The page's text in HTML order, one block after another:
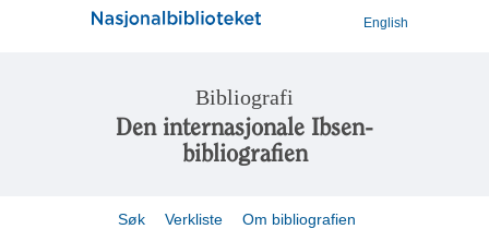
English
Bibliografi
Den internasjonale Ibsen-
bibliografien
Søk Verkliste Om bibliografien